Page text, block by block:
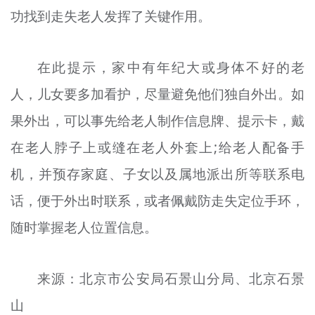
功找到走失老人发挥了关键作用。
在此提示，家中有年纪大或身体不好的老
人，儿女要多加看护，尽量避免他们独自外出。如
果外出，可以事先给老人制作信息牌、提示卡，戴
在老人脖子上或缝在老人外套上;给老人配备手
机，并预存家庭、子女以及属地派出所等联系电
话，便于外出时联系，或者佩戴防走失定位手环，
随时掌握老人位置信息。
来源：北京市公安局石景山分局、北京石景
山